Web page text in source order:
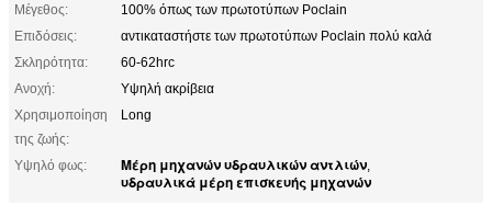
Μέγεθος:
100% όπως των πρωτοτύπων Poclain
Επιδόσεις:
αντικαταστήστε των πρωτοτύπων Poclain πολύ καλά
Σκληρότητα:
60-62hrc
Ανοχή:
Υψηλή ακρίβεια
Χρησιμοποίηση
της ζωής:
Long
Υψηλό φως: Μέρη μηχανών υδραυλικών αντλιών,
υδραυλικά μέρη επισκευής μηχανών